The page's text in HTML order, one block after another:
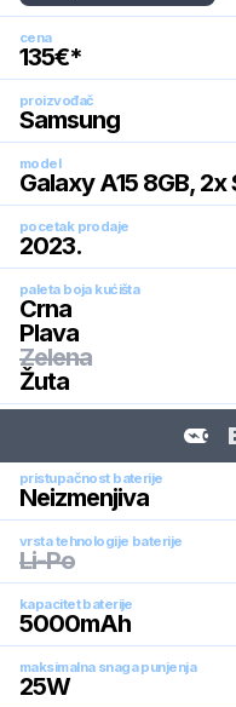
cena
135€*
proizvođač
Samsung
model
Galaxy A15 8GB, 2x
pocetak prodaje
2023.
paleta boja kućišta
Crna
Plava
Zelena
Žuta
pristupačnost baterije
Neizmenjiva
vrsta tehnologije baterije
Li-Po
kapacitet baterije
5000mAh
maksimalna snaga punjenja
25W